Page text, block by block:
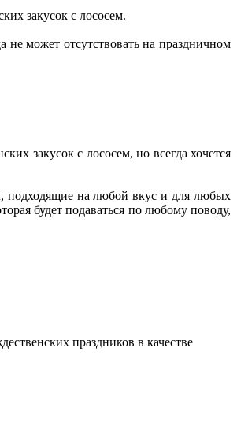
закусок с лососем.
может отсутствовать на праздничном
закусок с лососем, но всегда хочется
подходящие на любой вкус и для любых
будет подаваться по любому поводу,
праздников в качестве